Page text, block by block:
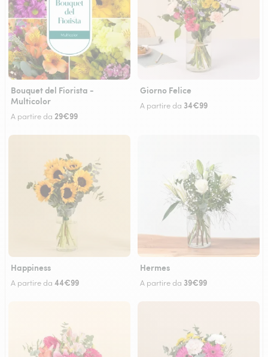
Bouquet del Fiorista -
Multicolor
A partire da 29€99
Giorno Felice
A partire da 34€99
Happiness
A partire da 44€99
Hermes
A partire da 39€99